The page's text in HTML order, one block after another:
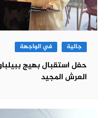
جالية في الواجهة
العرش المجيد